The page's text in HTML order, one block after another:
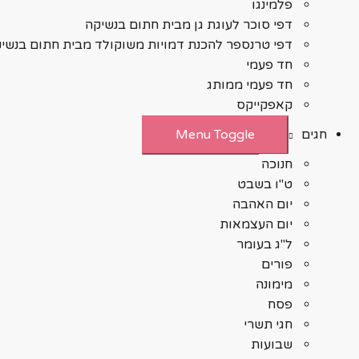
פלמינגו
דפי סוכר לעוגת גן מבית חתום בנשיקה
דפי טרנספר להכנת דמויות משוקולד מבית חתום
חד פעמי
חד פעמי ממותג
קאפקייקס
חגים
Menu Toggle
חנוכה
ט"ו בשבט
יום האהבה
יום העצמאות
ל"ג בעומר
פורים
מימונה
פסח
חגי תשרי
שבועות